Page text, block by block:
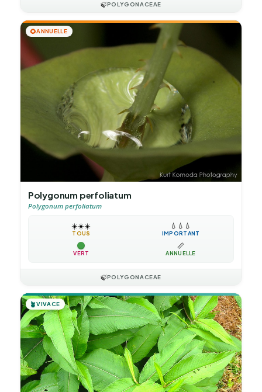
🍃POLYGONACEAE
🌻ANNUELLE
Polygonum perfoliatum
Polygonum perfoliatum
☀️☀️☀️
TOUS
💧 💧 💧
IMPORTANT
VERT
📏
ANNUELLE
🍃POLYGONACEAE
🪴VIVACE